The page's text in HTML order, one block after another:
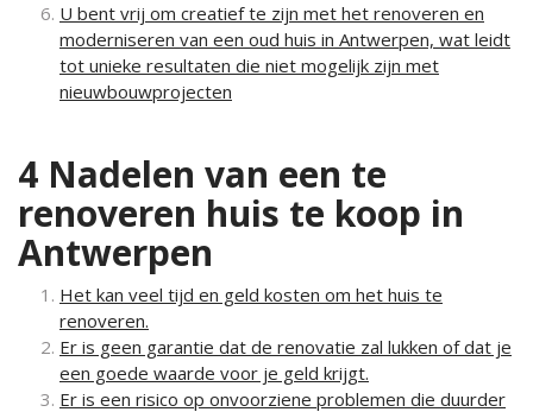
U bent vrij om creatief te zijn met het renoveren en
moderniseren van een oud huis in Antwerpen, wat leidt
tot unieke resultaten die niet mogelijk zijn met
nieuwbouwprojecten
4 Nadelen van een te
renoveren huis te koop in
Antwerpen
Het kan veel tijd en geld kosten om het huis te
renoveren.
Er is geen garantie dat de renovatie zal lukken of dat je
een goede waarde voor je geld krijgt.
Er is een risico op onvoorziene problemen die duurder